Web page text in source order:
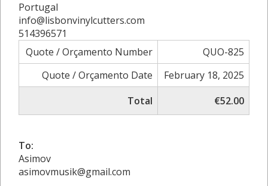
Portugal
info@lisbonvinylcutters.com
514396571
Quote / Orçamento Number
QUO-825
Quote / Orçamento Date
February 18, 2025
Total
€52.00
To:
Asimov
asimovmusik@gmail.com